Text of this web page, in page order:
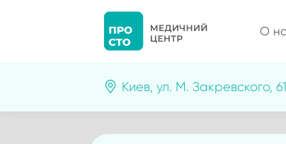
О
Киев, ул. М. Закревского,